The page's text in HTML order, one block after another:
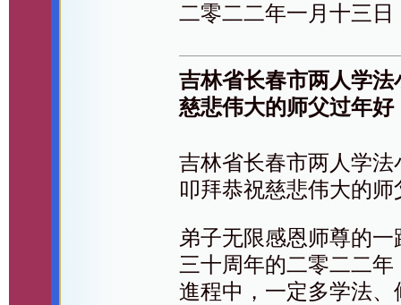
二零二二年一月十三日
吉林省长春市两人学
慈悲伟大的师父过年好
吉林省长春市两人学
叩拜恭祝慈悲伟大的
弟子无限感恩师尊的
三十周年的二零二二
進程中，一定多学法